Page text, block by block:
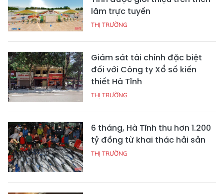
lãm trực tuyến
THỊ TRƯỜNG
Giám sát tài chính đặc biệt
đối với Công ty Xổ số kiến
thiết Hà Tĩnh
THỊ TRƯỜNG
6 tháng, Hà Tĩnh thu hơn 1.200
tỷ đồng từ khai thác hải sản
THỊ TRƯỜNG